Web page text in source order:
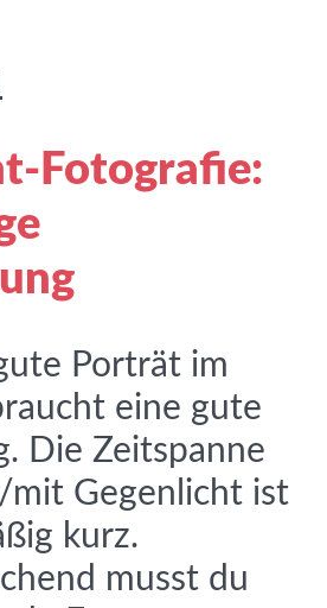
Fotografie:
Porträt im
eine gute
Die Zeitspanne
Gegenlicht ist
kurz.
musst du